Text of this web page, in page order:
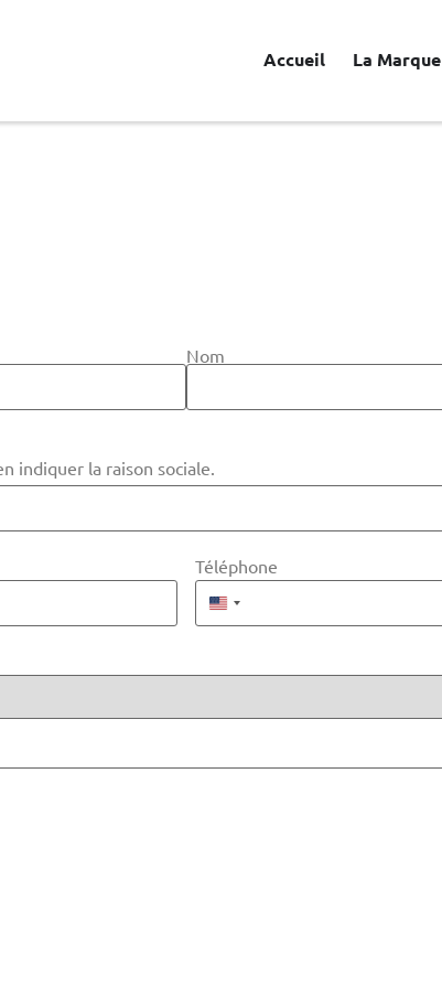
Accueil La Marque
Nom
indiquer la raison sociale.
Téléphone
États-Unis +1